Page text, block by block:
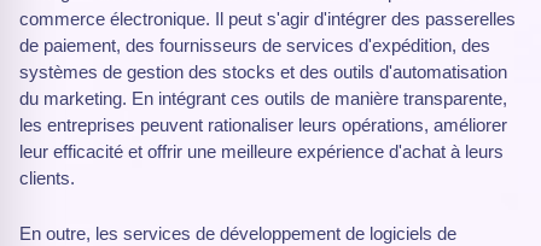
commerce électronique. Il peut s'agir d'intégrer des passerelles
de paiement, des fournisseurs de services d'expédition, des
systèmes de gestion des stocks et des outils d'automatisation
du marketing. En intégrant ces outils de manière transparente,
les entreprises peuvent rationaliser leurs opérations, améliorer
leur efficacité et offrir une meilleure expérience d'achat à leurs
clients.
En outre, les services de développement de logiciels de